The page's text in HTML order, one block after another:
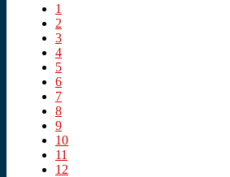
1
2
3
4
5
6
7
8
9
10
11
12